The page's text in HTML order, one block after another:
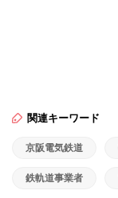
関連キーワード
京阪電気鉄道
鉄軌道事業者